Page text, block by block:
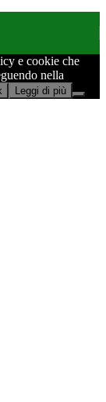
e cookie che
nella
Leggi di più